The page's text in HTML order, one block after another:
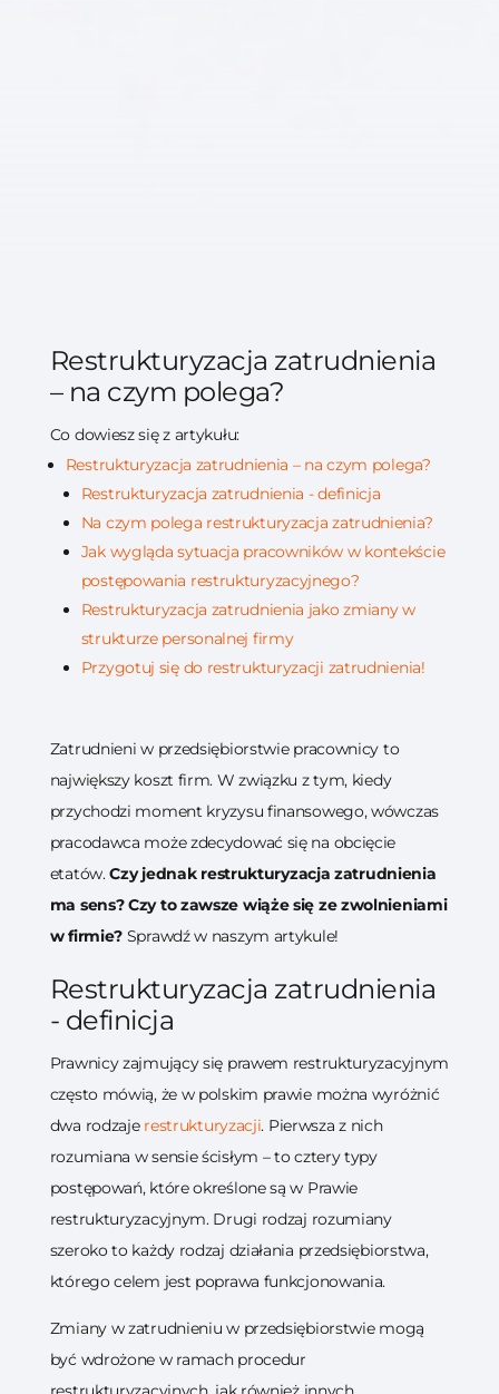
Restrukturyzacja zatrudnienia
– na czym polega?
Co dowiesz się z artykułu:
Restrukturyzacja zatrudnienia – na czym polega?
Restrukturyzacja zatrudnienia - definicja
Na czym polega restrukturyzacja zatrudnienia?
Jak wygląda sytuacja pracowników w kontekście
postępowania restrukturyzacyjnego?
Restrukturyzacja zatrudnienia jako zmiany w
strukturze personalnej firmy
Przygotuj się do restrukturyzacji zatrudnienia!
Zatrudnieni w przedsiębiorstwie pracownicy to
największy koszt firm. W związku z tym, kiedy
przychodzi moment kryzysu finansowego, wówczas
pracodawca może zdecydować się na obcięcie
etatów.Czy jednak restrukturyzacja zatrudnienia
ma sens? Czy to zawsze wiąże się ze zwolnieniami
w firmie? Sprawdź w naszym artykule!
Restrukturyzacja zatrudnienia
- definicja
Prawnicy zajmujący się prawem restrukturyzacyjnym
często mówią, że w polskim prawie można wyróżnić
dwa rodzaje restrukturyzacji. Pierwsza z nich
rozumiana w sensie ścisłym – to cztery typy
postępowań, które określone są w Prawie
restrukturyzacyjnym. Drugi rodzaj rozumiany
szeroko to każdy rodzaj działania przedsiębiorstwa,
którego celem jest poprawa funkcjonowania.
Zmiany w zatrudnieniu w przedsiębiorstwie mogą
być wdrożone w ramach procedur